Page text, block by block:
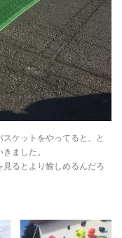
ケットをやってると、と
ました。
るとより愉しめるんだろ